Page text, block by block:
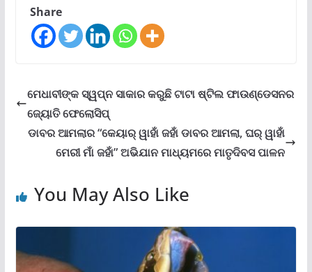
Share
ମେଧାବୀଙ୍କ ସ୍ୱପ୍ନ ସାକାର କରୁଛି ଟାଟା ଷ୍ଟିଲ ଫାଉଣ୍ଡେସନର
ଜ୍ୟୋତି ଫେଲୋସିପ୍‌
ଡାବର ଆମଲାର “କେୟାର୍ ୱାହାଁ ଜହାଁ ଡାବର ଆମଲା, ଘର୍ ୱାହାଁ
ମେରୀ ମାଁ ଜହାଁ” ଅଭିଯାନ ମାଧ୍ୟମରେ ମାତୃଦିବସ ପାଳନ
You May Also Like